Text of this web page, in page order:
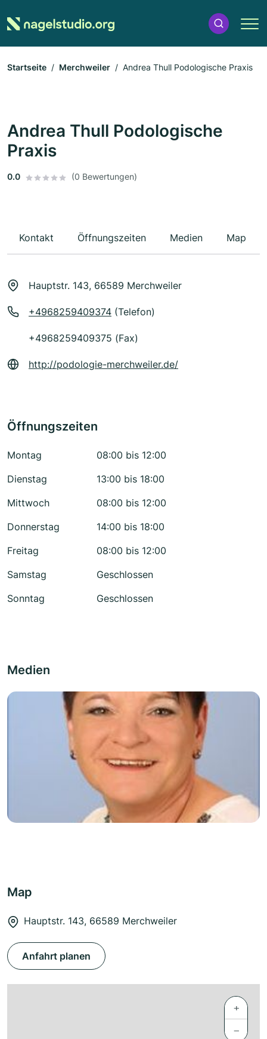
Startseite Merchweiler Andrea Thull Podologische Praxis
Andrea Thull Podologische
Praxis
0.0 (0 Bewertungen)
Kontakt Öffnungszeiten Medien Map
Hauptstr. 143, 66589 Merchweiler
+4968259409374 (Telefon)
+4968259409375 (Fax)
http://podologie-merchweiler.de/
Öffnungszeiten
Montag
08:00 bis 12:00
Dienstag
13:00 bis 18:00
Mittwoch
08:00 bis 12:00
Donnerstag
14:00 bis 18:00
Freitag
08:00 bis 12:00
Samstag
Geschlossen
Sonntag
Geschlossen
Medien
Map
Hauptstr. 143, 66589 Merchweiler
Anfahrt planen
+
−